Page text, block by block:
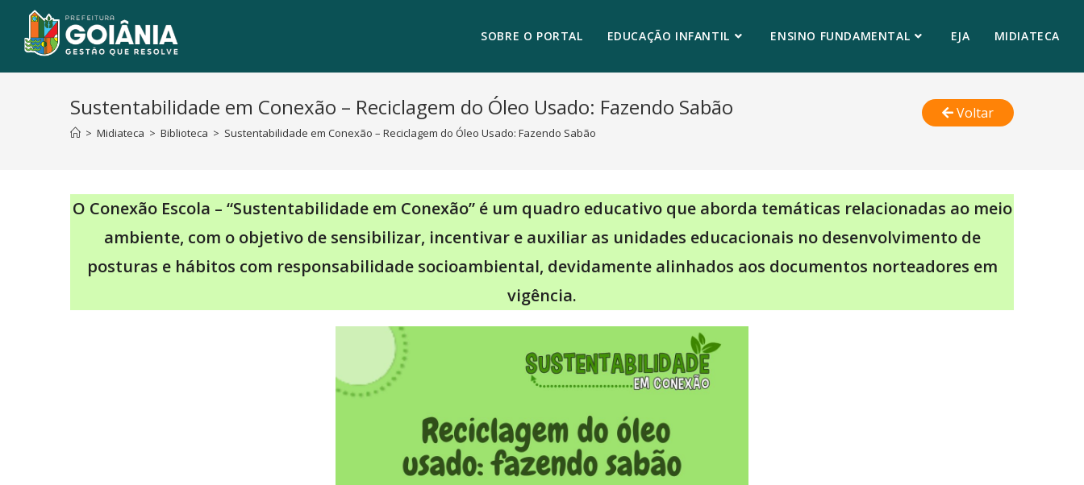
SOBRE O PORTAL EDUCAÇÃO INFANTIL ENSINO FUNDAMENTAL EJA MIDIATECA
Sustentabilidade em Conexão – Reciclagem do Óleo Usado: Fazendo Sabão
> Midiateca > Biblioteca > Sustentabilidade em Conexão – Reciclagem do Óleo Usado: Fazendo Sabão
Voltar
O Conexão Escola – “Sustentabilidade em Conexão” é um quadro educativo que aborda temáticas relacionadas ao meio
ambiente, com o objetivo de sensibilizar, incentivar e auxiliar as unidades educacionais no desenvolvimento de
posturas e hábitos com responsabilidade socioambiental, devidamente alinhados aos documentos norteadores em
vigência.